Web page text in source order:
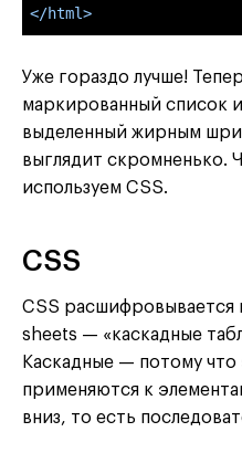
</html>
Уже гораздо лучше!
маркированный список
выделенный жирным
выглядит скромненько.
используем CSS.
CSS
CSS расшифровывается
sheets — «каскадные
Каскадные — потому что
применяются к
вниз, то есть